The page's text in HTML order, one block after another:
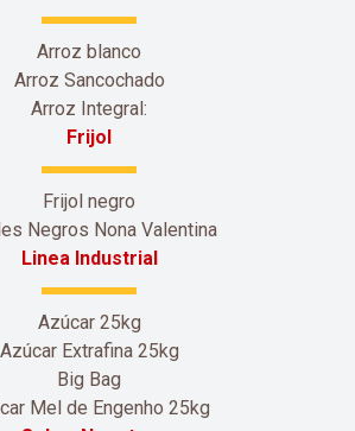
Arroz blanco
Arroz Sancochado
Arroz Integral:
Frijol
Frijol negro
Negros Nona Valentina
Linea Industrial
Azúcar 25kg
Azúcar Extrafina 25kg
Big Bag
Mel de Engenho 25kg